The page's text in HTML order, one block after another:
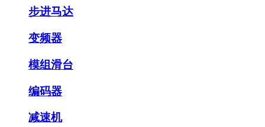
步进马达
变频器
模组滑台
编码器
减速机